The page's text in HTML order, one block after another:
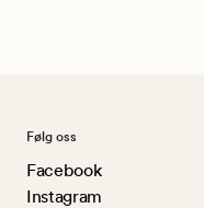
Følg oss
Facebook
Instagram